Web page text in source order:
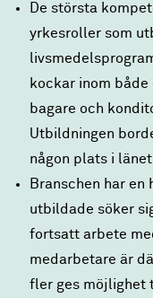
De största
yrkesroller som
kockar inom
bagare och
Utbildningen
någon plats i
Branschen har
utbildade söker
fortsatt arbete
medarbetare är
fler ges möjlighet